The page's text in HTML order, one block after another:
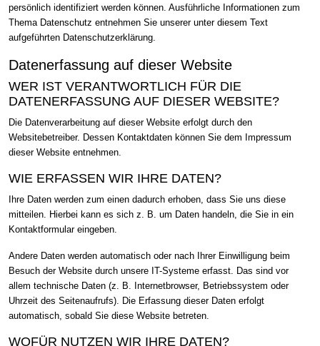
persönlich identifiziert werden können. Ausführliche Informationen zum
Thema Datenschutz entnehmen Sie unserer unter diesem Text
aufgeführten Datenschutzerklärung.
Datenerfassung auf dieser Website
WER IST VERANTWORTLICH FÜR DIE
DATENERFASSUNG AUF DIESER WEBSITE?
Die Datenverarbeitung auf dieser Website erfolgt durch den
Websitebetreiber. Dessen Kontaktdaten können Sie dem Impressum
dieser Website entnehmen.
WIE ERFASSEN WIR IHRE DATEN?
Ihre Daten werden zum einen dadurch erhoben, dass Sie uns diese
mitteilen. Hierbei kann es sich z. B. um Daten handeln, die Sie in ein
Kontaktformular eingeben.
Andere Daten werden automatisch oder nach Ihrer Einwilligung beim
Besuch der Website durch unsere IT-Systeme erfasst. Das sind vor
allem technische Daten (z. B. Internetbrowser, Betriebssystem oder
Uhrzeit des Seitenaufrufs). Die Erfassung dieser Daten erfolgt
automatisch, sobald Sie diese Website betreten.
WOFÜR NUTZEN WIR IHRE DATEN?